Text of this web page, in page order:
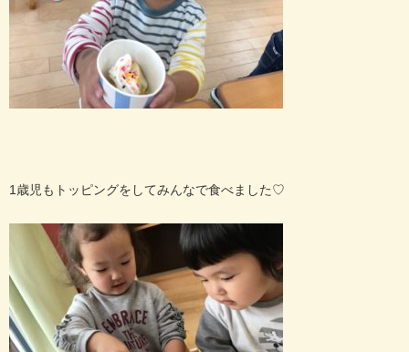
1歳児もトッピングをしてみんなで食べました♡